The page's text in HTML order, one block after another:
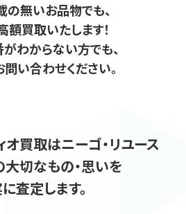
の無いお品物でも、
額買取いたします！
わからない方でも、
い合わせください。
買取はニーゴ・リユース
大切なもの・思いを
査定します。